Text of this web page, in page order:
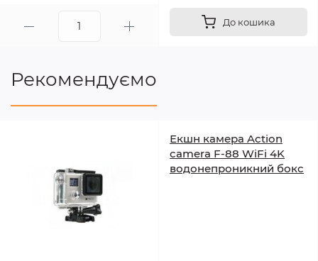
До кошика
Рекомендуємо
Екшн камера Action
camera F-88 WiFi 4K
водонепроникний бокс